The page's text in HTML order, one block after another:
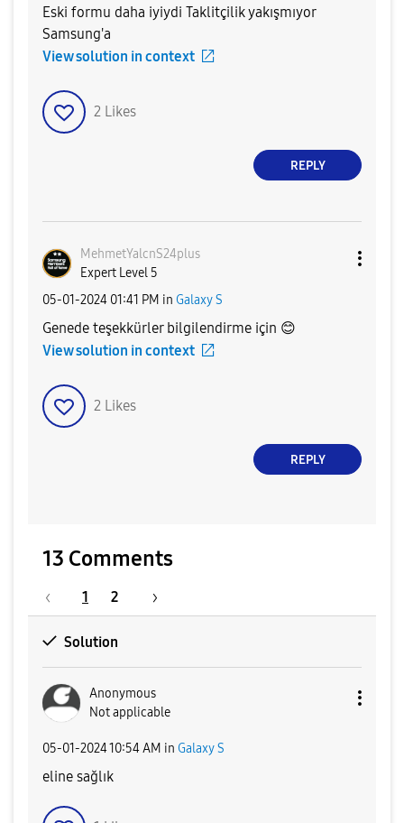
Eski formu daha iyiydi Taklitçilik yakışmıyor
Samsung'a
View solution in context
2 Likes
REPLY
MehmetYalcnS24plus
Expert Level 5
‎05-01-2024 01:41 PM in Galaxy S
Genede teşekkürler bilgilendirme için 😊
View solution in context
2 Likes
REPLY
13 Comments
1 2
Solution
Anonymous
Not applicable
‎05-01-202410:54 AM in Galaxy S
eline sağlık